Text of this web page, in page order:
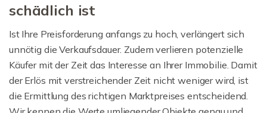
schädlich ist
Ist Ihre Preisforderung anfangs zu hoch, verlängert sich
unnötig die Verkaufsdauer. Zudem verlieren potenzielle
Käufer mit der Zeit das Interesse an Ihrer Immobilie. Damit
der Erlös mit verstreichender Zeit nicht weniger wird, ist
die Ermittlung des richtigen Marktpreises entscheidend.